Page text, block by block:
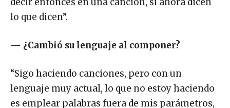
lo que dicen”.
— ¿Cambió su lenguaje al componer?
“Sigo haciendo canciones, pero con un
lenguaje muy actual, lo que no estoy haciendo
es emplear palabras fuera de mis parámetros,